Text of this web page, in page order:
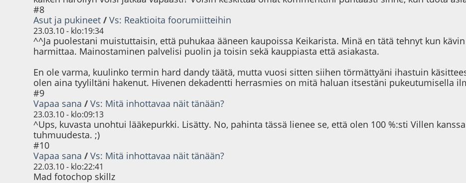
#8
Asut ja pukineet /Vs: Reaktioita foorumiitteihin
23.03.10 - klo:19:34
^^Ja puolestani muistuttaisin, että puhukaa ääneen kaupoissa Keikarista. Minä en tätä tehnyt kun
harmittaa. Mainostaminen palvelisi puolin ja toisin sekä kauppiasta että asiakasta.
En ole varma, kuulinko termin hard dandy täätä, mutta vuosi sitten siihen törmättyäni ihastuin
olen aina tyyliltäni hakenut. Hivenen dekadentti herrasmies on mitä haluan itsestäni pukeutumisella
#9
Vapaa sana /Vs: Mitä inhottavaa näit tänään?
23.03.10 - klo:09:13
^Ups, kuvasta unohtui lääkepurkki. Lisätty. No, pahinta tässä lienee se, että olen 100 %:sti Villen
tuhmuudesta. ;)
#10
Vapaa sana /Vs: Mitä inhottavaa näit tänään?
22.03.10 - klo:22:41
Mad fotochop skillz